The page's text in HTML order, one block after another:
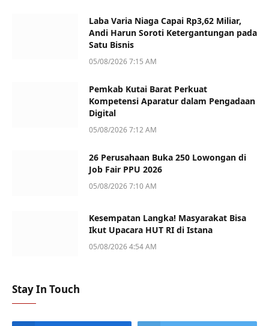
Laba Varia Niaga Capai Rp3,62 Miliar,
Andi Harun Soroti Ketergantungan pada
Satu Bisnis
05/08/2026 7:15 AM
Pemkab Kutai Barat Perkuat
Kompetensi Aparatur dalam Pengadaan
Digital
05/08/2026 7:12 AM
26 Perusahaan Buka 250 Lowongan di
Job Fair PPU 2026
05/08/2026 7:10 AM
Kesempatan Langka! Masyarakat Bisa
Ikut Upacara HUT RI di Istana
05/08/2026 4:54 AM
Stay In Touch